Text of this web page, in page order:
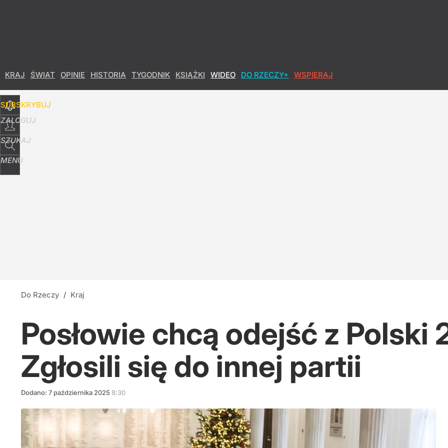
KRAJ ŚWIAT OPINIE HISTORIA TYGODNIK KSIĄŻKI WIDEO DO RZECZY+ WSPIERAJ
SUBSKRYBUJ
ZALOGUJ
SZUKAJ
MENU
Do Rzeczy / Kraj
Posłowie chcą odejść z Polski
Zgłosili się do innej partii
Dodano: 7 października 2025 8:30